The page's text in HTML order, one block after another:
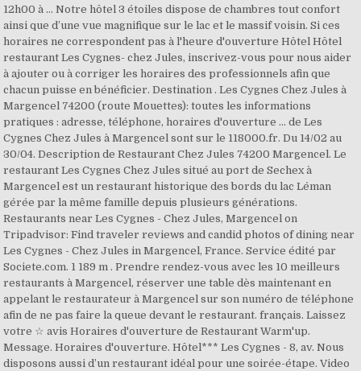
12h00 à … Notre hôtel 3 étoiles dispose de chambres tout confort
ainsi que d’une vue magnifique sur le lac et le massif voisin. Si ces
horaires ne correspondent pas à l'heure d'ouverture Hôtel Hôtel
restaurant Les Cygnes- chez Jules, inscrivez-vous pour nous aider
à ajouter ou à corriger les horaires des professionnels afin que
chacun puisse en bénéficier. Destination . Les Cygnes Chez Jules à
Margencel 74200 (route Mouettes): toutes les informations
pratiques : adresse, téléphone, horaires d'ouverture ... de Les
Cygnes Chez Jules à Margencel sont sur le 118000.fr. Du 14/02 au
30/04. Description de Restaurant Chez Jules 74200 Margencel. Le
restaurant Les Cygnes Chez Jules situé au port de Sechex à
Margencel est un restaurant historique des bords du lac Léman
gérée par la même famille depuis plusieurs générations.
Restaurants near Les Cygnes - Chez Jules, Margencel on
Tripadvisor: Find traveler reviews and candid photos of dining near
Les Cygnes - Chez Jules in Margencel, France. Service édité par
Societe.com. 1 189 m . Prendre rendez-vous avec les 10 meilleurs
restaurants à Margencel, réserver une table dès maintenant en
appelant le restaurateur à Margencel sur son numéro de téléphone
afin de ne pas faire la queue devant le restaurant. français. Laissez
votre ☆ avis Horaires d'ouverture de Restaurant Warm'up.
Message. Horaires d'ouverture. Hôtel*** Les Cygnes - 8, av. Nous
disposons aussi d’un restaurant idéal pour une soirée-étape. Video